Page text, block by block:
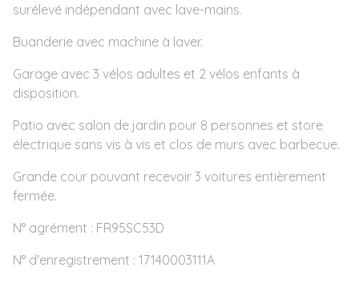
surélevé indépendant avec lave-mains.
Buanderie avec machine à laver.
Garage avec 3 vélos adultes et 2 vélos enfants à
disposition.
Patio avec salon de jardin pour 8 personnes et store
électrique sans vis à vis et clos de murs avec barbecue.
Grande cour pouvant recevoir 3 voitures entièrement
fermée.
N° agrément : FR95SC53D
N° d'enregistrement : 17140003111A